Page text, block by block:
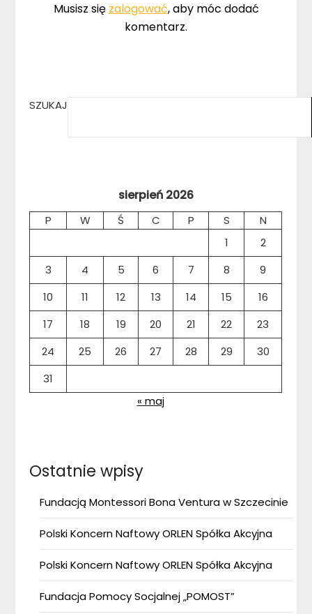
Musisz się zalogować, aby móc dodać
komentarz.
SZUKAJ
sierpień 2026
P W Ś C P S
N
1
2
3
4 5 6 7 8
9
10
11 12 13 14 15
16
17
18 19 20 21 22
23
24
25 26 27 28 29
30
31
« maj
Ostatnie wpisy
Fundacją Montessori Bona Ventura w Szczecinie
Polski Koncern Naftowy ORLEN Spółka Akcyjna
Polski Koncern Naftowy ORLEN Spółka Akcyjna
Fundacja Pomocy Socjalnej „POMOST”